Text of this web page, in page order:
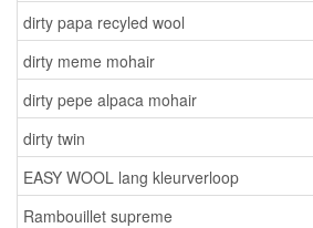
dirty papa recyled wool
dirty meme mohair
dirty pepe alpaca mohair
dirty twin
EASY WOOL lang kleurverloop
Rambouillet supreme